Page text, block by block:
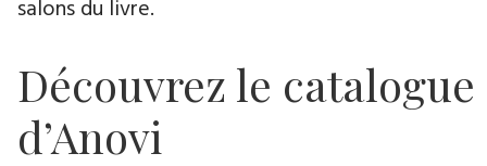
salons du livre.
Découvrez le catalogue
d’Anovi